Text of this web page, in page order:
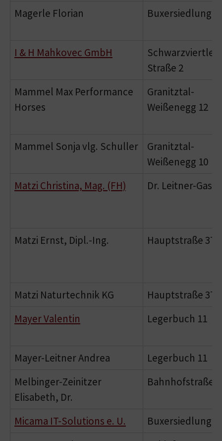
Magerle Florian Buxersiedlung 3
I & H Mahkovec GmbH
Schwarzviertler
Straße 2
Mammel Max Performance
Horses
Granitztal-
Weißenegg 12
Mammel Sonja vlg. Schuller
Granitztal-
Weißenegg 10
Matzi Christina, Mag. (FH)
Dr. Leitner-
Matzi Ernst, Dipl.-Ing. Hauptstraße 37
Matzi Naturtechnik KG
Hauptstraße 37
Mayer Valentin
Legerbuch 11
Mayer-Leitner Andrea
Legerbuch 11
Melbinger-Zeinitzer
Elisabeth, Dr.
Bahnhofstraße 7
Micama IT-Solutions e. U.
Buxersiedlung